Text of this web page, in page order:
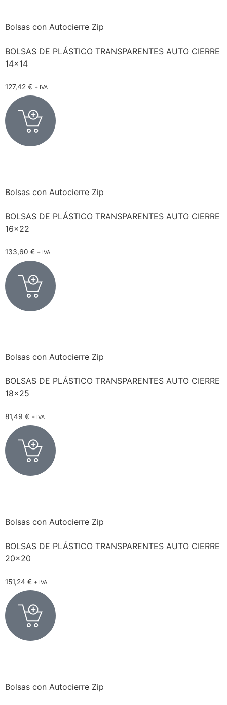
Bolsas con Autocierre Zip
BOLSAS DE PLÁSTICO TRANSPARENTES AUTO CIERRE
14×14
127,42 € + IVA
Bolsas con Autocierre Zip
BOLSAS DE PLÁSTICO TRANSPARENTES AUTO CIERRE
16×22
133,60 € + IVA
Bolsas con Autocierre Zip
BOLSAS DE PLÁSTICO TRANSPARENTES AUTO CIERRE
18×25
81,49 € + IVA
Bolsas con Autocierre Zip
BOLSAS DE PLÁSTICO TRANSPARENTES AUTO CIERRE
20×20
151,24 € + IVA
Bolsas con Autocierre Zip